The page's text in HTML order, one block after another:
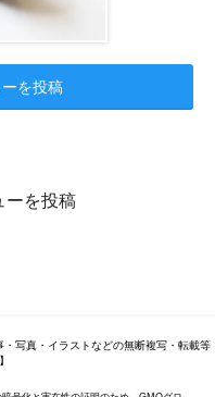
を投稿
ーを投稿
写真・イラストなどの無断複写・転載等